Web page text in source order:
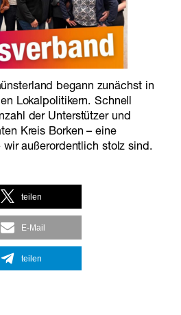
begann zunächst in
Lokalpolitikern. Schnell
der Unterstützer und
Kreis Borken – eine
außerordentlich stolz sind.
teilen
E-Mail
teilen